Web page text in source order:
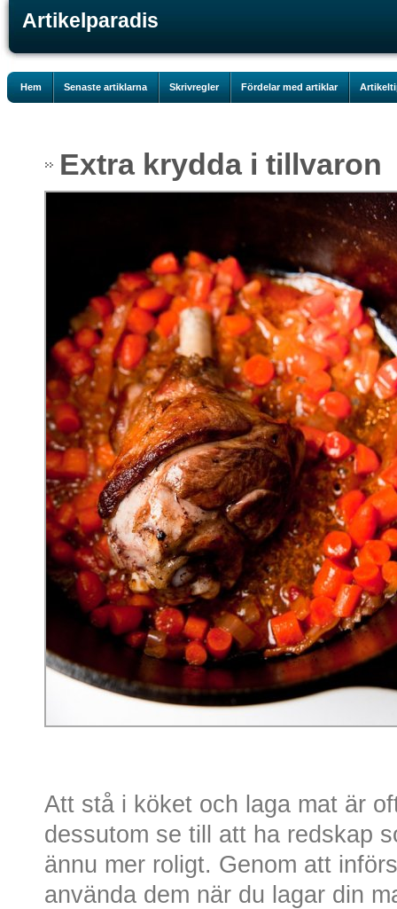
Artikelparadis
Hem Senaste artiklarna Skrivregler Fördelar med artiklar
Extra krydda i tillvaron
Att stå i köket och laga mat är
dessutom se till att ha redskap
ännu mer roligt. Genom att
använda dem när du lagar din